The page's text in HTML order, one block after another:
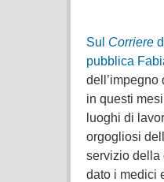
Sul Corriere
pubblica
dell’impegno
in questi
luoghi di
orgogliosi
servizio della
dato i medici